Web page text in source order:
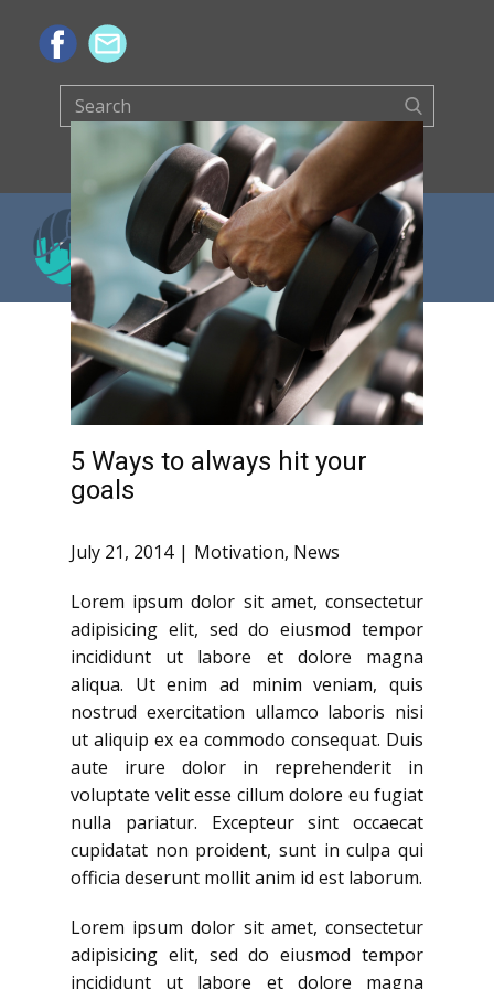
5 Ways to always hit your
goals
July 21, 2014 Motivation, News
Lorem ipsum dolor sit amet, consectetur
adipisicing elit, sed do eiusmod tempor
incididunt ut labore et dolore magna
aliqua. Ut enim ad minim veniam, quis
nostrud exercitation ullamco laboris nisi
ut aliquip ex ea commodo consequat. Duis
aute irure dolor in reprehenderit in
voluptate velit esse cillum dolore eu fugiat
nulla pariatur. Excepteur sint occaecat
cupidatat non proident, sunt in culpa qui
officia deserunt mollit anim id est laborum.
Lorem ipsum dolor sit amet, consectetur
adipisicing elit, sed do eiusmod tempor
incididunt ut labore et dolore magna